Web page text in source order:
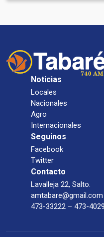
Noticias
Locales
Nacionales
Agro
Internacionales
Seguinos
Facebook
Twitter
Contacto
Lavalleja 22, Salto.
amtabare@gmail.com
473-33222 – 473-